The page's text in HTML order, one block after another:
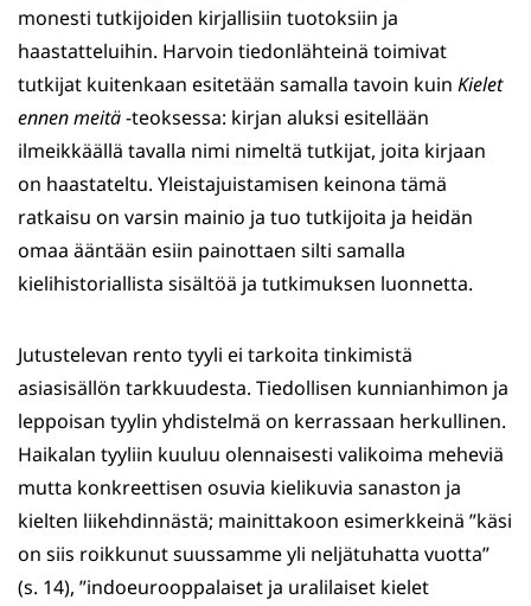
monesti tutkijoiden kirjallisiin tuotoksiin ja
haastatteluihin. Harvoin tiedonlähteinä toimivat
tutkijat kuitenkaan esitetään samalla tavoin kuin Kielet
ennen meitä-teoksessa: kirjan aluksi esitellään
ilmeikkäällä tavalla nimi nimeltä tutkijat, joita kirjaan
on haastateltu. Yleistajuistamisen keinona tämä
ratkaisu on varsin mainio ja tuo tutkijoita ja heidän
omaa ääntään esiin painottaen silti samalla
kielihistoriallista sisältöä ja tutkimuksen luonnetta.
Jutustelevan rento tyyli ei tarkoita tinkimistä
asiasisällön tarkkuudesta. Tiedollisen kunnianhimon ja
leppoisan tyylin yhdistelmä on kerrassaan herkullinen.
Haikalan tyyliin kuuluu olennaisesti valikoima meheviä
mutta konkreettisen osuvia kielikuvia sanaston ja
kielten liikehdinnästä; mainittakoon esimerkkeinä ”käsi
on siis roikkunut suussamme yli neljätuhatta vuotta”
(s. 14), ”indoeurooppalaiset ja uralilaiset kielet